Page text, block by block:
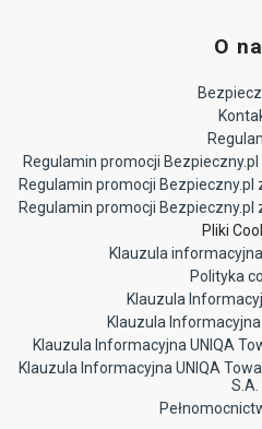
O
Regulamin promocji
Regulamin promocji Bezpieczny.pl
Regulamin promocji Bezpieczny.pl
Pliki
Klauzula
Polityka
Klauzula
Klauzula
Klauzula Informacyjna UNIQA
Klauzula Informacyjna UNIQA
S.A.